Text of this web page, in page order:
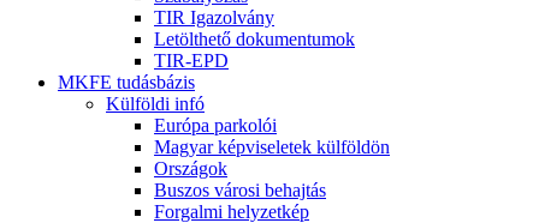
TIR Igazolvány
Letölthető dokumentumok
TIR-EPD
MKFE tudásbázis
Külföldi infó
Európa parkolói
Magyar képviseletek külföldön
Országok
Buszos városi behajtás
Forgalmi helyzetkép